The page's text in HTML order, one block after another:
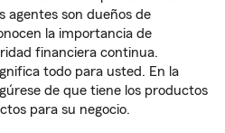
agentes son dueños de
la importancia de
financiera continua.
todo para usted. En la
de que tiene los productos
para su negocio.